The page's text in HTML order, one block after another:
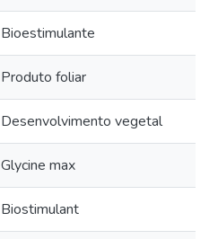
Bioestimulante
Produto foliar
Desenvolvimento vegetal
Glycine max
Biostimulant